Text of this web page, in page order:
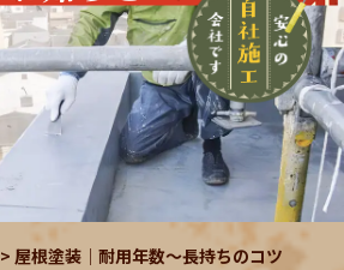
>屋根塗装｜耐用年数～長持ちのコツ